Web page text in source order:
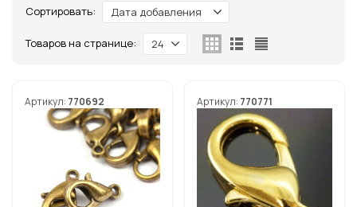
Сортировать: Дата добавления
Товаров на странице: 24
Артикул: 770692 Артикул: 770771